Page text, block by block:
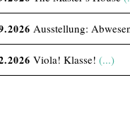
Ausstellung:
Viola! Klasse! (...)